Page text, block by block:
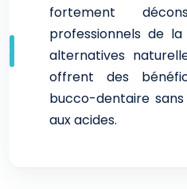
fortement
professionnels de
alternatives
offrent des
bucco-dentaire sans
aux acides.